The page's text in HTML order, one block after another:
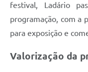
festival, Ladário
programação, com a
para exposição e
Valorização da